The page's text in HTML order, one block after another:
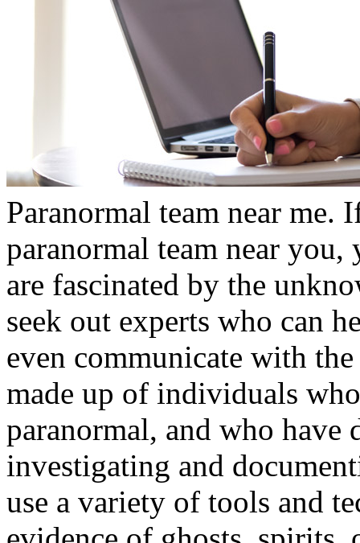
Paranormal team near
paranormal team near
are fascinated by the
seek out experts who can
even communicate with
made up of individuals
paranormal, and who have
investigating and
use a variety of tools and